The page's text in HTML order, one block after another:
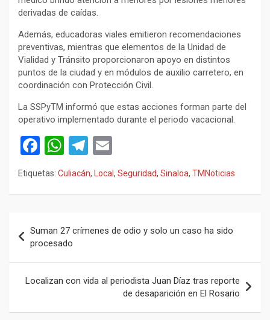
derivadas de caídas.
Además, educadoras viales emitieron recomendaciones
preventivas, mientras que elementos de la Unidad de
Vialidad y Tránsito proporcionaron apoyo en distintos
puntos de la ciudad y en módulos de auxilio carretero, en
coordinación con Protección Civil.
La SSPyTM informó que estas acciones forman parte del
operativo implementado durante el periodo vacacional.
F
a
ce
o
o
k
W
h
at
A
p
p
T
el
e
a
m
ail
Etiquetas: Culiacán, Local , Seguridad, Sinaloa, TMNoticias
de
entradas
Suman 27 crímenes de odio y solo un caso ha sido
procesado
Localizan con vida al periodista Juan Díaz tras reporte
de desaparición en El Rosario